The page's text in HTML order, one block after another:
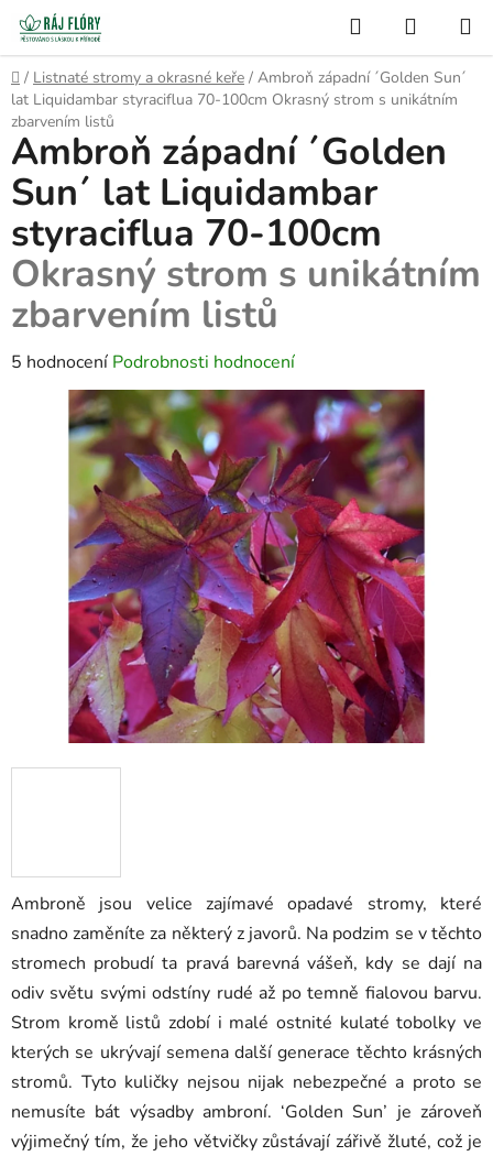
Přejít
obsah
Hledat
KOŠÍK
Domů
/ Listnaté stromy a okrasné keře / Ambroň západní ´Golden Sun´
lat Liquidambar styraciflua 70-100cm Okrasný strom s unikátním
zbarvením listů
Ambroně jsou velice zajímavé opadavé stromy, které
snadno zaměníte za některý z javorů. Na podzim se v těchto
stromech probudí ta pravá barevná vášeň, kdy se dají na
odiv světu svými odstíny rudé až po temně fialovou barvu.
Strom kromě listů zdobí i malé ostnité kulaté tobolky ve
kterých se ukrývají semena další generace těchto krásných
stromů. Tyto kuličky nejsou nijak nebezpečné a proto se
nemusíte bát výsadby ambroní. ‘Golden Sun’ je zároveň
výjimečný tím, že jeho větvičky zůstávají zářivě žluté, což je
Ambroň západní ´Golden
Sun´ lat Liquidambar
styraciflua 70-100cm
Okrasný strom s unikátním
zbarvením listů
Průměrné
hodnocení
produktu
hvězdiček.
5 hodnocení Podrobnosti hodnocení
Semínko